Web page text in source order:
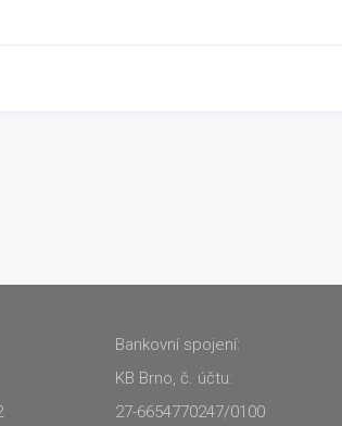
Bankovní spojení:
KB Brno, č. účtu:
27-6654770247/0100